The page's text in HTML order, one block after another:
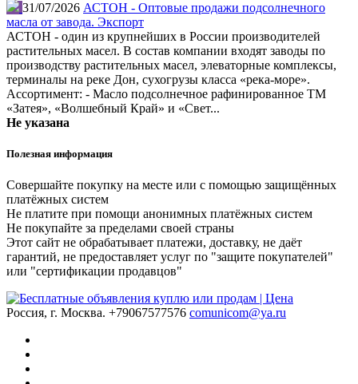
31/07/2026 АСТОН - Оптовые продажи подсолнечного
масла от завода. Экспорт
АСТОН - один из крупнейших в России производителей
растительных масел. В состав компании входят заводы по
производству растительных масел, элеваторные комплексы,
терминалы на реке Дон, сухогрузы класса «река-море».
Ассортимент: - Масло подсолнечное рафинированное ТМ
«Затея», «Волшебный Край» и «Свет...
Не указана
Полезная информация
Совершайте покупку на месте или с помощью защищённых
платёжных систем
Не платите при помощи анонимных платёжных систем
Не покупайте за пределами своей страны
Этот сайт не обрабатывает платежи, доставку, не даёт
гарантий, не предоставляет услуг по "защите покупателей"
или "сертификации продавцов"
Россия, г. Москва. +79067577576 comunicom@ya.ru